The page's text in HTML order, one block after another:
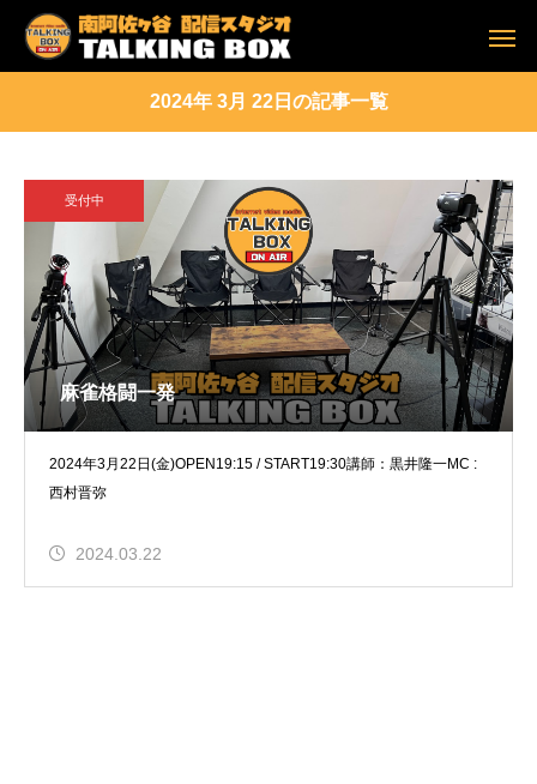
2024年 3月 22日の記事一覧
受付中
麻雀格闘一発
2024年3月22日(金)OPEN19:15 / START19:30講師：黒井隆一MC :
西村晋弥
2024.03.22